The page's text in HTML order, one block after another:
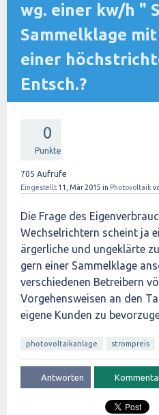
wg. einer kw/h "
Sammelklage
einer
Entsch.?
0
Punkte
705 Aufrufe
Eingestellt 11, Mär 2015 in Photovoltaik
Die Frage des
Wechselrichtern scheint ja
ärgerliche und ungeklärte
gern einer Sammelklage
verschiedenen Betreibern
Vorgehensweisen an den
eigene Kunden zu
photovoltaikanlage strompreis